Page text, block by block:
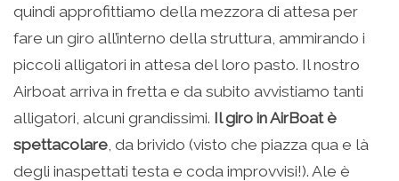
quindi approfittiamo della mezzora di attesa per
fare un giro all’interno della struttura, ammirando i
piccoli alligatori in attesa del loro pasto. Il nostro
Airboat arriva in fretta e da subito avvistiamo tanti
alligatori, alcuni grandissimi. Il giro in AirBoat è
spettacolare , da brivido (visto che piazza qua e là
degli inaspettati testa e coda improvvisi!). Ale è